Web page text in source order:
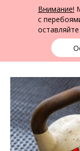
Внимание!
с
Юридическая помощь по
ФПК Альтернатива
Выбрать город